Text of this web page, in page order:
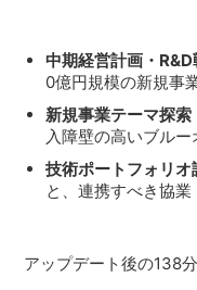
中期経営計画・R&D
0億円規模の新規事
新規事業テーマ探索
入障壁の高いブル
技術ポートフォリオ
と、連携すべき協
アップデート後の138